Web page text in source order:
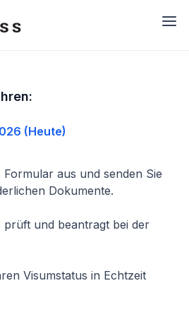
(Heute)
Formular aus und senden Sie
Dokumente.
prüft und beantragt bei der
Visumstatus in Echtzeit